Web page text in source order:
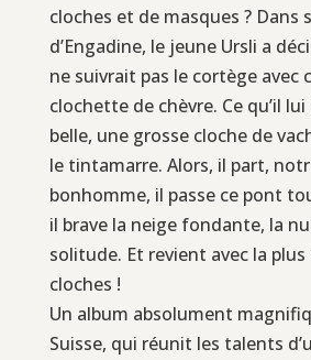
cloches et de masques ? Dans
d’Engadine, le jeune Ursli a
ne suivrait pas le cortège avec
clochette de chèvre. Ce qu’il
belle, une grosse cloche de
le tintamarre. Alors, il part,
bonhomme, il passe ce pont
il brave la neige fondante, la
solitude. Et revient avec la
cloches !
Un album absolument
Suisse, qui réunit les talents